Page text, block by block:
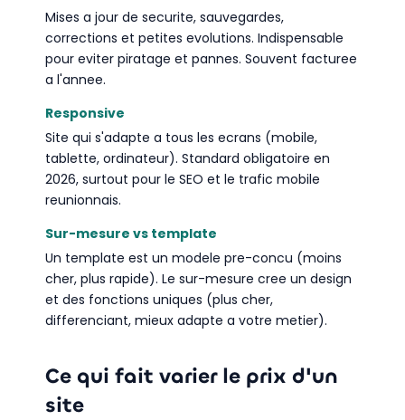
Mises a jour de securite, sauvegardes,
corrections et petites evolutions. Indispensable
pour eviter piratage et pannes. Souvent facturee
a l'annee.
Responsive
Site qui s'adapte a tous les ecrans (mobile,
tablette, ordinateur). Standard obligatoire en
2026, surtout pour le SEO et le trafic mobile
reunionnais.
Sur-mesure vs template
Un template est un modele pre-concu (moins
cher, plus rapide). Le sur-mesure cree un design
et des fonctions uniques (plus cher,
differenciant, mieux adapte a votre metier).
Ce qui fait varier le prix d'un
site